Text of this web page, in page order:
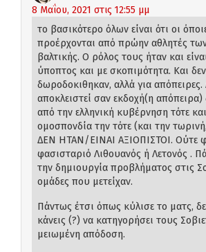
8 Μαΐου, 2021 στις 12:55 μμ
το βασικότερο όλων είναι ότι οι
προέρχονται από πρώην αθλητές
βαλτικής. Ο ρόλος τους ήταν και
ύποπτος και με σκοπιμότητα. Και
δωροδοκιθηκαν, αλλά για απόπειρες.
αποκλειστεί σαν εκδοχή(η απόπειρα)
από την ελληνική κυβέρνηση τότε
ομοσπονδία την τότε (και την τωρινή,
ΔΕΝ ΗΤΑΝ/ΕΙΝΑΙ ΑΞΙΟΠΙΣΤΟΙ. Ούτε
φασισταριό Λιθουανός ή Λετονός .
την δημιουργία προβλήματος στις
ομάδες που μετείχαν.
Πάντως έτσι όπως κύλισε το ματς,
κάνεις (?) να κατηγορήσει τους
μειωμένη απόδοση.